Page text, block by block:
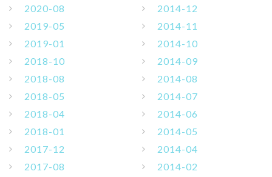
2020-08
2019-05
2019-01
2018-10
2018-08
2018-05
2018-04
2018-01
2017-12
2017-08
2014-12
2014-11
2014-10
2014-09
2014-08
2014-07
2014-06
2014-05
2014-04
2014-02